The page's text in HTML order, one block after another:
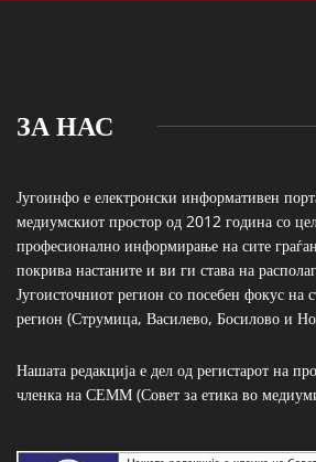
ЗА НАС
Југоинфо е електронски информативен
медиумскиот простор од 2012 година со
професионално информирање на сите
покрива настаните и ви ги става на
Југоисточниот регион со посебен фокус на
регион (Струмица, Василево, Босилово и
Нашата редакција е дел од регистарот на
членка на СЕММ (Совет за етика во